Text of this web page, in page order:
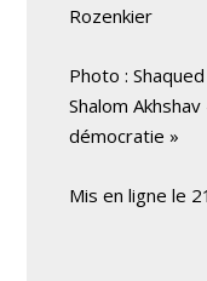
Rozenkier
Photo :
Shalom
démocratie »
Mis en ligne le